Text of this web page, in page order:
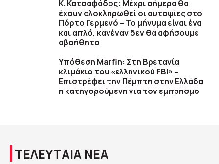
Κ. Κατσαφάδος: Μέχρι σήμερα θα
έχουν ολοκληρωθεί οι αυτοψίες στο
Πόρτο Γερμενό – Το μήνυμα είναι ένα
και απλό, κανέναν δεν θα αφήσουμε
αβοήθητο
Υπόθεση Marfin: Στη Βρετανία
κλιμάκιο του «ελληνικού FBI» –
Επιστρέφει την Πέμπτη στην Ελλάδα
η κατηγορούμενη για τον εμπρησμό
ΤΕΛΕΥΤΑΙΑ ΝΕΑ